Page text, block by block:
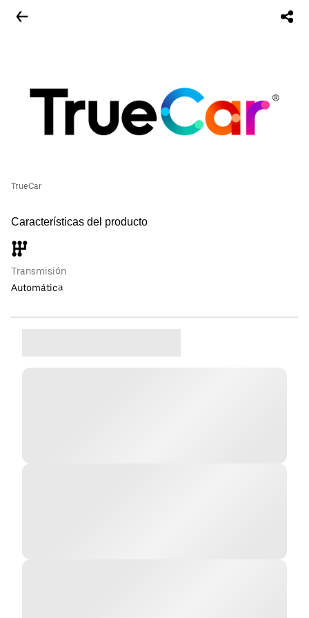
TrueCar
Características del producto
Transmisión
Automática